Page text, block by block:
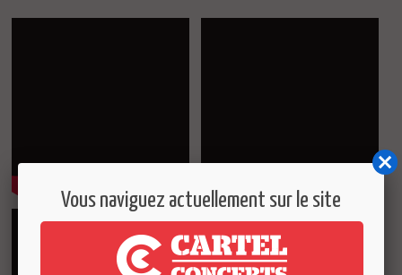
Vous naviguez actuellement sur le site